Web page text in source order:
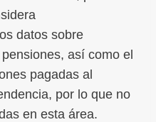
datos sobre
así como el
pagadas al
por lo que no
en esta área.